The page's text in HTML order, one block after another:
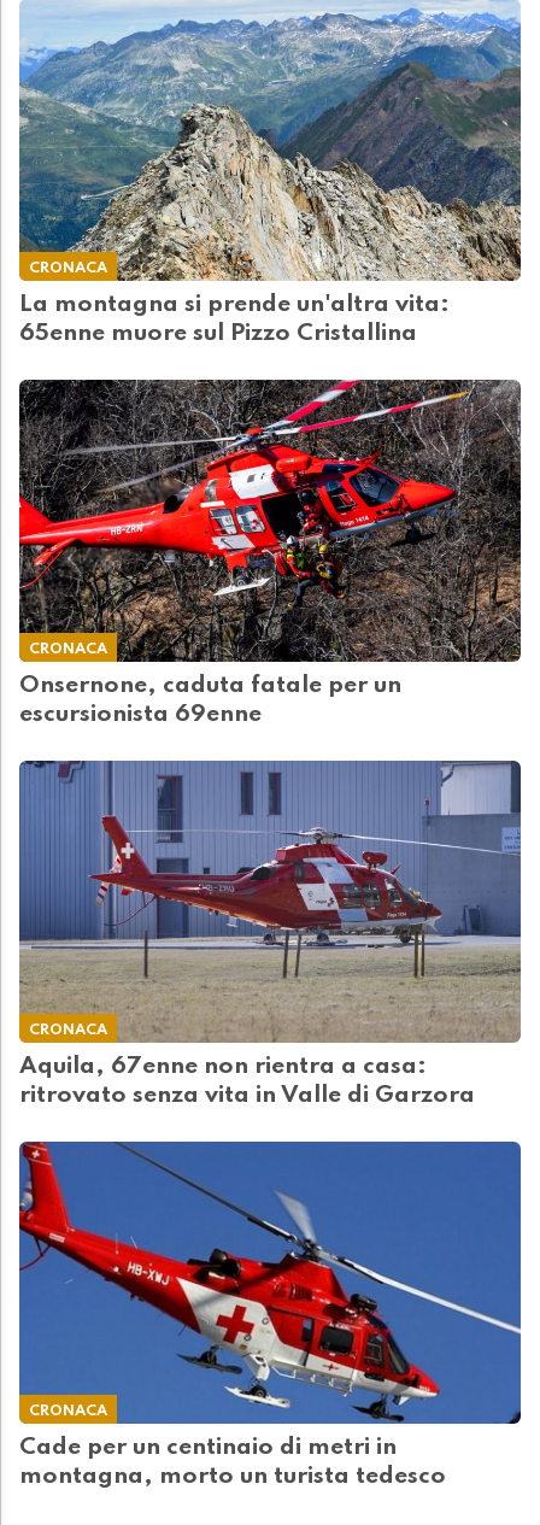
CRONACA
La montagna si prende un'altra vita:
65enne muore sul Pizzo Cristallina
CRONACA
Onsernone, caduta fatale per un
escursionista 69enne
CRONACA
Aquila, 67enne non rientra a casa:
ritrovato senza vita in Valle di Garzora
CRONACA
Cade per un centinaio di metri in
montagna, morto un turista tedesco